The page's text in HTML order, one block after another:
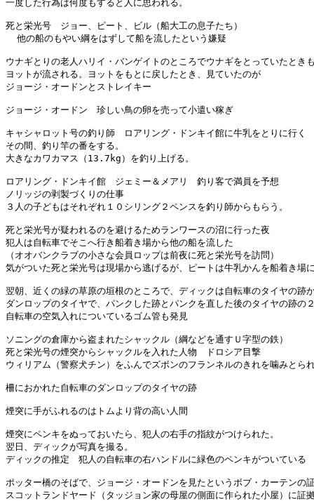
一度した行為は何度もすると人に思われる。
死と栄光号　ジョー、ピート、ビル（船大工の息子たち）
  他の船のもやい綱をはずして船を流したという嫌疑
ウナギとりの老人ハリイ・バンゲイトのところでウナギをとっていたとき
ヨットが流される。ヨットをもとに戻したとき、見ていたのが
ジョージ・オードンとストレイキー
ジョージ・オードン　珍しい鳥の卵を売って小遣い稼ぎ
キャシャロット号の釣り師　ロアリング・ドンキイ館に牛乳をとりに行く
その間、釣り竿の番をする。
大きなカワカマス（13.7kg）を釣り上げる。
ロアリング・ドンキイ館　ジェミー＆メアリ　釣り客で満員を予想
ノリッジの剥製づくりの仕事
３人の子どもはそれぞれ１０シリング２ペンスを釣り師からもらう。
死と栄光号が疑われるのを避けるためランワースの沼に行った夜
犯人は自転車でそこへ行き船着き場から他の船を流した
（オオバンクラブの小さな会員ロップは前夜に死と栄光号を訪問）
気がついた死と栄光号は現場から逃げるが、ピートは牛乳かんを船着き場
翌朝、近くの緑の草原の垣根のところで、ディックは自転車のタイヤの跡
ダンロップのタイヤで、パンクした跡とパンクを直した後のタイヤの跡の
自転車の空気入れについているゴム管も発見
ソニングの倉庫から盗まれたシャックル（綱などを通すＵ字型の鉄）
死と栄光号の煙突からシャックルを入れた人物　ドロシア目撃
ウィリアム（警察犬チン）をふんでズボンのフランネルのきれを噛みとら
柵におかれた自転車のダンロップのタイヤの跡
煙突に手がふれるのはトムより背の高い人間
煙突にペンキをぬっておいたら、犯人の右手の指紋がつけられた。
翌日、ディックが写真を撮る。
ディックの推定　犯人の自転車の右ハンドルに緑色のペンキがついている
ポッター橋のそばで、ジョージ・オードンを見たというボブ・カーテンの
スコットランドヤード（タッジョン家の母屋の側面に作られた小屋）に証